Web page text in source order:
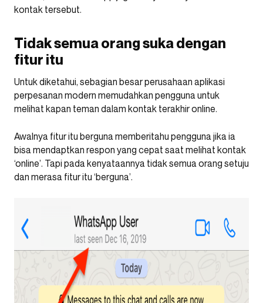
kontak tersebut.
Tidak semua orang suka dengan
fitur itu
Untuk diketahui, sebagian besar perusahaan aplikasi
perpesanan modern memudahkan pengguna untuk
melihat kapan teman dalam kontak terakhir online.
Awalnya fitur itu berguna memberitahu pengguna jika ia
bisa mendaptkan respon yang cepat saat melihat kontak
‘online’. Tapi pada kenyataannya tidak semua orang setuju
dan merasa fitur itu ‘berguna’.